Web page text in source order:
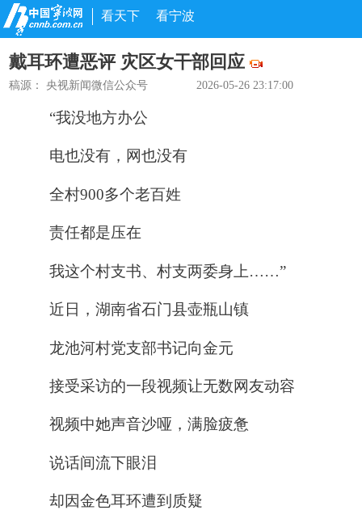
看天下 看宁波
戴耳环遭恶评 灾区女干部回应
稿源：央视新闻微信公众号 2026-05-26 23:17:00
“我没地方办公
电也没有，网也没有
全村900多个老百姓
责任都是压在
我这个村支书、村支两委身上……”
近日，湖南省石门县壶瓶山镇
龙池河村党支部书记向金元
接受采访的一段视频让无数网友动容
视频中她声音沙哑，满脸疲惫
说话间流下眼泪
却因金色耳环遭到质疑